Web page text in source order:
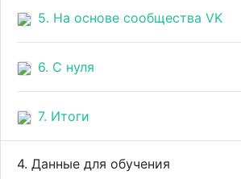
5. На основе сообщества VK
6. С нуля
7. Итоги
4. Данные для обучения